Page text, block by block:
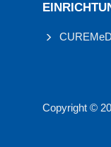
CUREMeD
Copyright ©